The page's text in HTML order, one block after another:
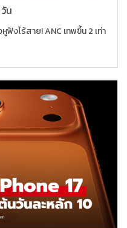
น
ฟังไร้สาย! ANC เทพขึ้น 2 เท่า